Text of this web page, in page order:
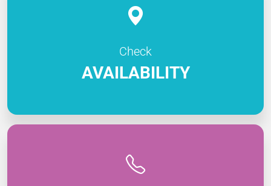
Check
AVAILABILITY